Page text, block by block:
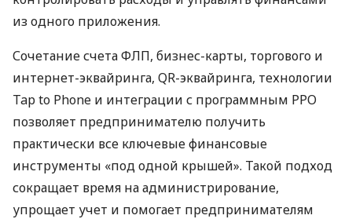
из одного приложения.
Сочетание счета ФЛП, бизнес-карты, торгового и
интернет-эквайринга, QR-эквайринга, технологии
Tap to Phone и интеграции с программным РРО
позволяет предпринимателю получить
практически все ключевые финансовые
инструменты «под одной крышей». Такой подход
сокращает время на администрирование,
упрощает учет и помогает предпринимателям